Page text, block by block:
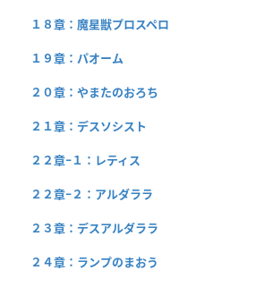
１８章：魔星獣プロスペロ
１９章：パオーム
２０章：やまたのおろち
２１章：デスソシスト
２２章−１：レティス
２２章−２：アルダララ
２３章：デスアルダララ
２４章：ランプのまおう